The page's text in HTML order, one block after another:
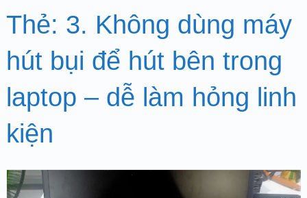
Thẻ: 3. Không dùng máy
hút bụi để hút bên trong
laptop – dễ làm hỏng linh
kiện